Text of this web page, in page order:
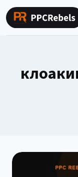
Перейти
содержимому